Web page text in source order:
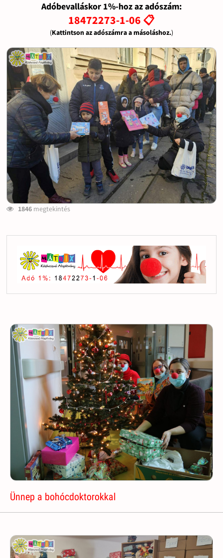
Adóbevalláskor 1%-hoz az adószám:
18472273-1-06 📋
(Kattintson az adószámra a másoláshoz.)
1846megtekintés
Ünnep a bohócdoktorokkal